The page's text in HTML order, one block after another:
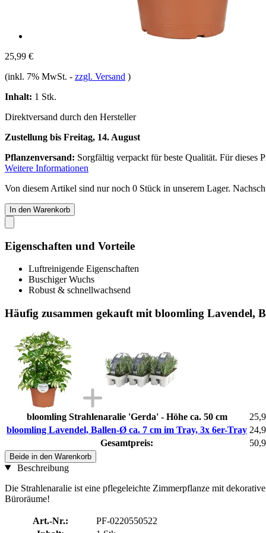
25,99 €
(inkl. 7% MwSt. - zzgl. Versand )
Inhalt: 1 Stk.
Direktversand durch den Hersteller
Zustellung bis Freitag, 14. August
Pflanzenversand: Sorgfältig verpackt für beste Qualität. Für dieses
Weitere Informationen
Von diesem Artikel sind nur noch 0 Stück in unserem Lager.
In den Warenkorb
Eigenschaften und Vorteile
Luftreinigende Eigenschaften
Buschiger Wuchs
Robust & schnellwachsend
Häufig zusammen gekauft mit bloomling Lavendel,
bloomling Strahlenaralie 'Gerda' - Höhe ca. 50 cm
bloomling Lavendel, Ballen-Ø ca. 7 cm im Tray, 3x 6er-Tray
Gesamtpreis:
Beide in den Warenkorb
Beschreibung
Die Strahlenaralie ist eine pflegeleichte Zimmerpflanze mit
Büroräume!
Art.-Nr.:
PF-0220550522